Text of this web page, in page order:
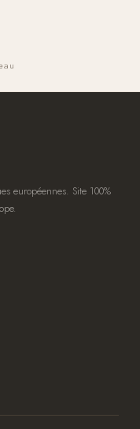
européennes. Site 100%